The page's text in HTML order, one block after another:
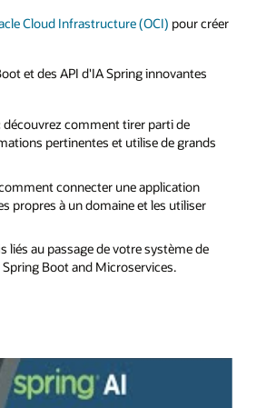
Cloud Infrastructure (OCI) pour créer
et des API d'IA Spring innovantes
découvrez comment tirer parti de
pertinentes et utilise de grands
connecter une application
propres à un domaine et les utiliser
liés au passage de votre système de
Boot and Microservices.